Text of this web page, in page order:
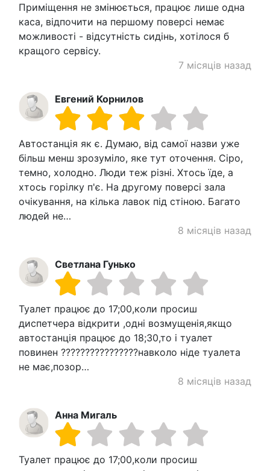
Приміщення не змінюється, працює лише одна
каса, відпочити на першому поверсі немає
можливості - відсутність сидінь, хотілося б
кращого сервісу.
7 місяців назад
Евгений Корнилов
Автостанція як є. Думаю, від самої назви уже
більш менш зрозуміло, яке тут оточення. Сіро,
темно, холодно. Люди теж різні. Хтось їде, а
хтось горілку п'є. На другому поверсі зала
очікування, на кілька лавок під стіною. Багато
людей не…
8 місяців назад
Светлана Гунько
Туалет працює до 17;00,коли просиш
диспетчера відкрити ,одні возмущенія,якщо
автостанція працює до 18;30,то і туалет
повинен ????????????????навколо ніде туалета
не має,позор…
8 місяців назад
Анна Мигаль
Туалет працює до 17;00,коли просиш